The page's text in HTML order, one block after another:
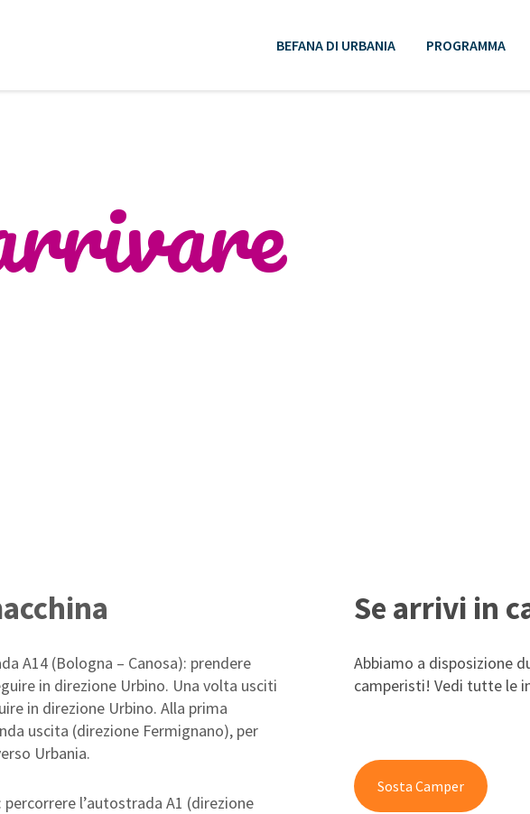
BEFANA DI URBANIA PROGRAMMA
A14 (Bologna – Canosa): prendere
in direzione Urbino. Una volta usciti
in direzione Urbino. Alla prima
uscita (direzione Fermignano), per
Urbania.
l’autostrada A1 (direzione
Se arrivi in
Abbiamo a disposizione
camperisti! Vedi tutte le
Sosta Camper